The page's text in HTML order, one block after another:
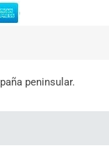
peninsular.